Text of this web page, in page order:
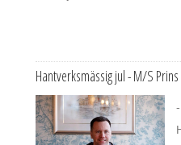
Hantverksmässig jul - M/S